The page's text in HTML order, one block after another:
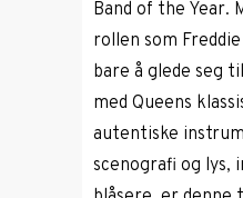
Band of the Year.
rollen som
bare å glede seg
med Queens
autentiske
scenografi og lys,